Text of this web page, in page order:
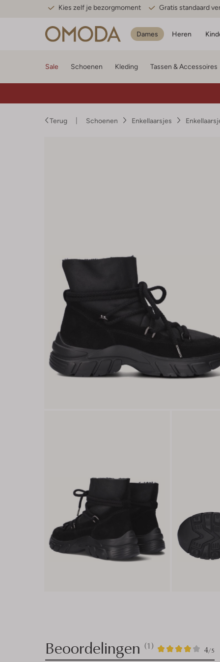
Kies zelf je bezorgmoment Gratis standaard
Dames Heren
Sale Schoenen Kleding Tassen & Accessoires
Terug Schoenen Enkellaarsjes
Beoordelingen (1) 4/5
1
4